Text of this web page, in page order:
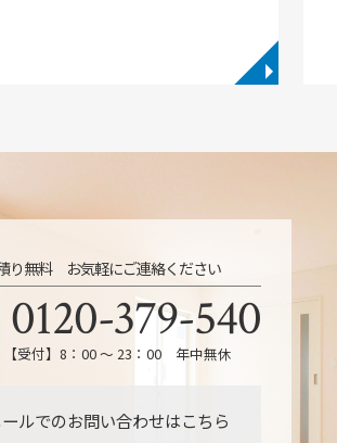
◥
り無料 お気軽にご連絡ください
0120-379-540
【受付】8：00 ～ 23：00 年中無休
ールでのお問い合わせはこちら